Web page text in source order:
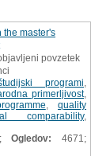
the master's
povzetek
programi
primerljivost,
quality
comparability,
Ogledov:
4671;